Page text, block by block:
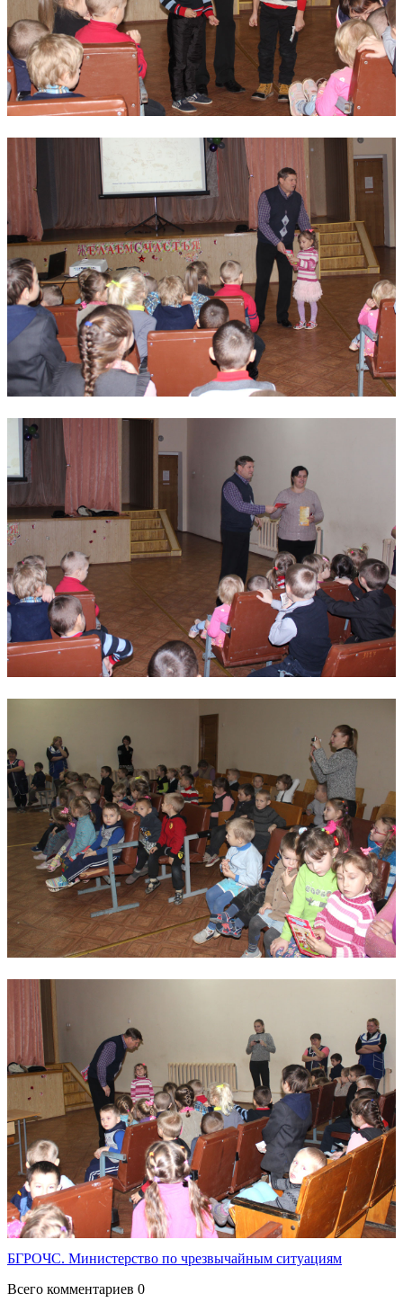
БГРОЧС. Министерство по чрезвычайным ситуациям
Всего комментариев 0